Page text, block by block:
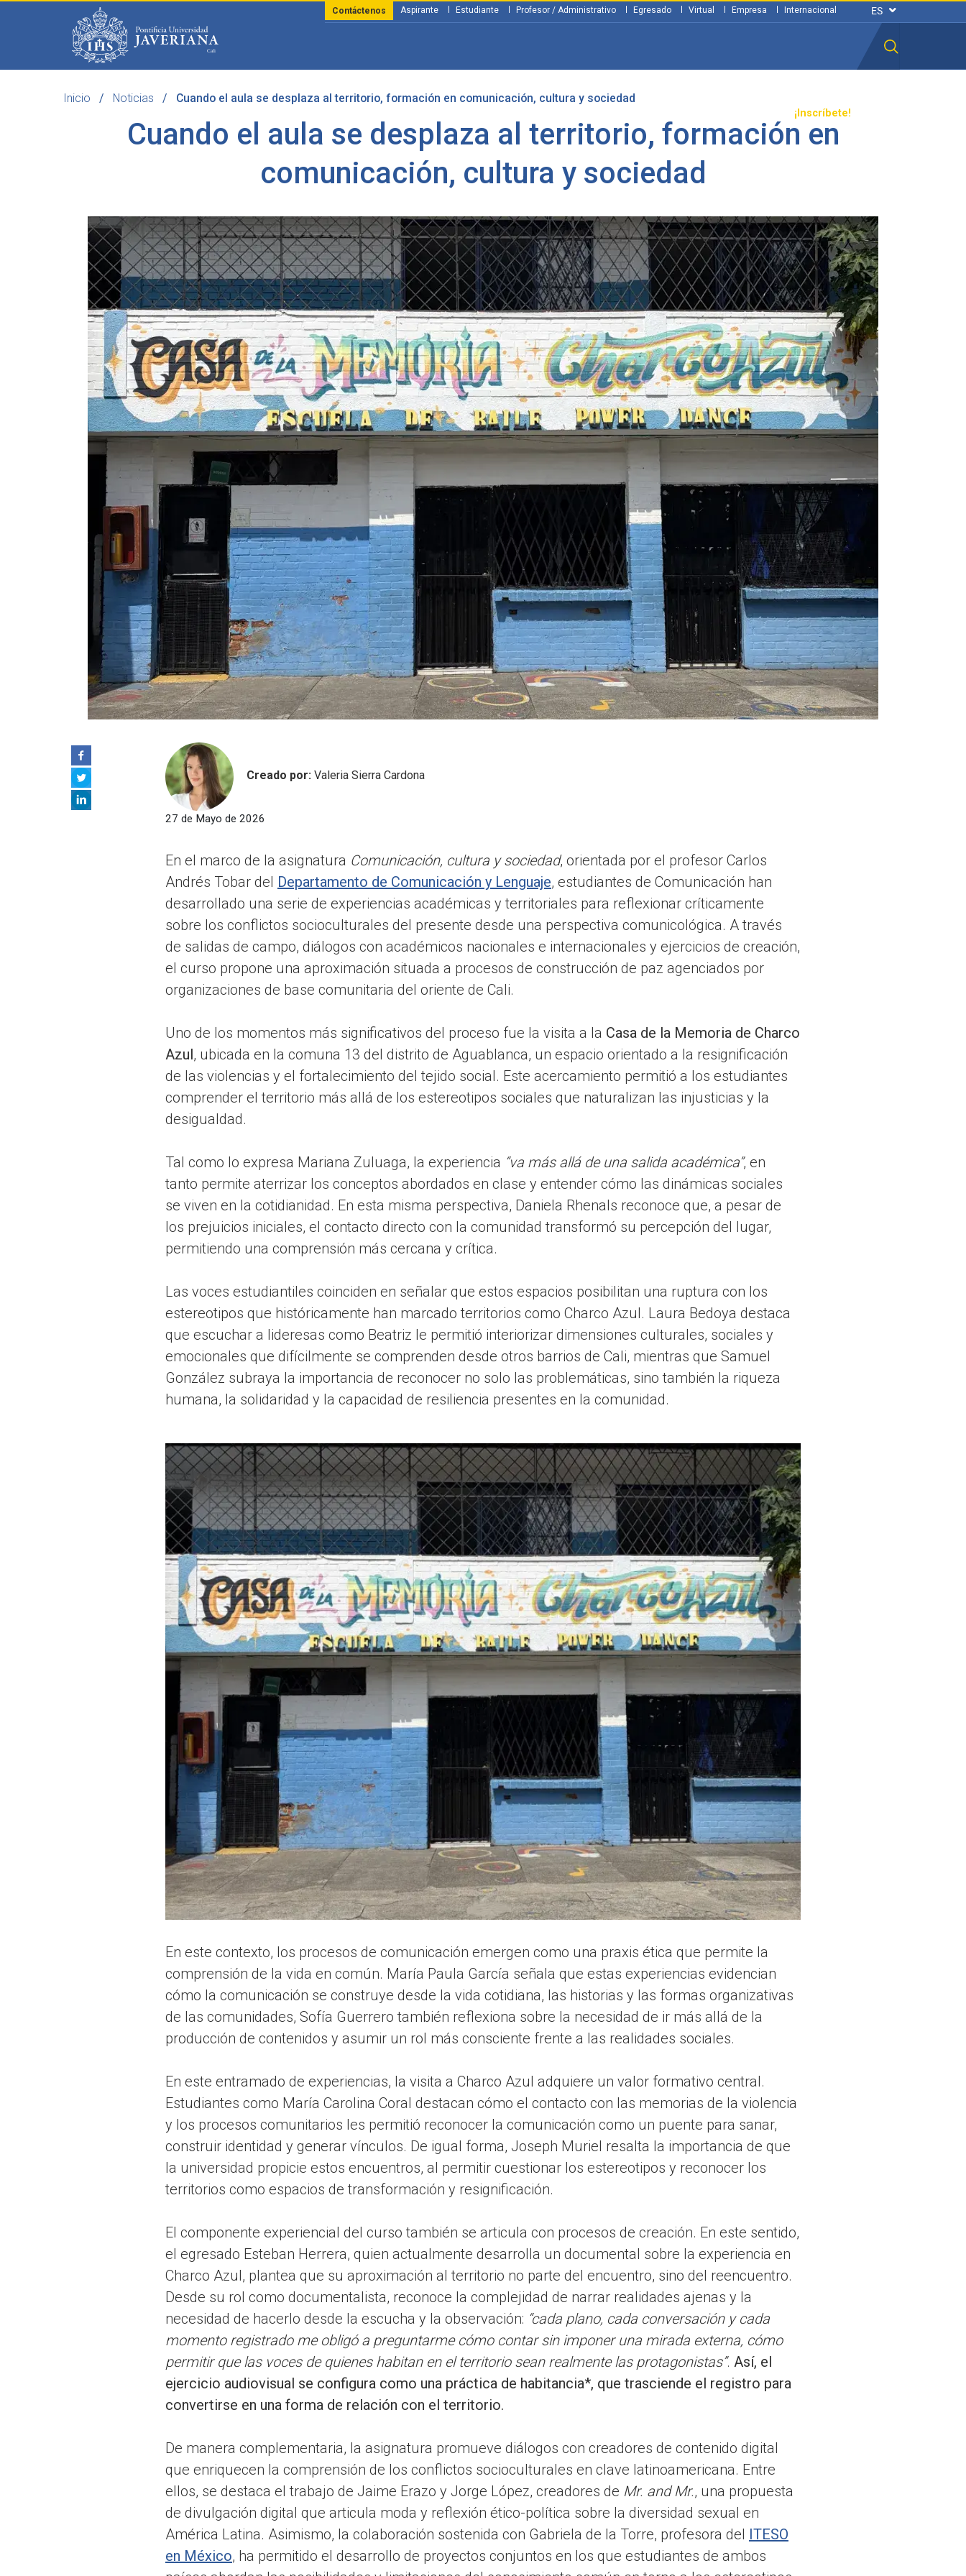
¡Inscríbete!
Aspirante Estudiante Profesor / Administrativo Egresado Virtual Empresa Internacional
Contáctenos
Inicio Noticias Cuando el aula se desplaza al territorio, formación en comunicación, cultura y sociedad
Cuando el aula se desplaza al territorio, formación en
comunicación, cultura y sociedad
Creado por: Valeria Sierra Cardona
27 de Mayo de 2026
En el marco de la asignatura Comunicación, cultura y sociedad, orientada por el profesor Carlos
Andrés Tobar del Departamento de Comunicación y Lenguaje, estudiantes de Comunicación han
desarrollado una serie de experiencias académicas y territoriales para reflexionar críticamente
sobre los conflictos socioculturales del presente desde una perspectiva comunicológica. A través
de salidas de campo, diálogos con académicos nacionales e internacionales y ejercicios de creación,
el curso propone una aproximación situada a procesos de construcción de paz agenciados por
organizaciones de base comunitaria del oriente de Cali.
Uno de los momentos más significativos del proceso fue la visita a la Casa de la Memoria de Charco
Azul, ubicada en la comuna 13 del distrito de Aguablanca, un espacio orientado a la resignificación
de las violencias y el fortalecimiento del tejido social. Este acercamiento permitió a los estudiantes
comprender el territorio más allá de los estereotipos sociales que naturalizan las injusticias y la
desigualdad.
Tal como lo expresa Mariana Zuluaga, la experiencia “va más allá de una salida académica”, en
tanto permite aterrizar los conceptos abordados en clase y entender cómo las dinámicas sociales
se viven en la cotidianidad. En esta misma perspectiva, Daniela Rhenals reconoce que, a pesar de
los prejuicios iniciales, el contacto directo con la comunidad transformó su percepción del lugar,
permitiendo una comprensión más cercana y crítica.
Las voces estudiantiles coinciden en señalar que estos espacios posibilitan una ruptura con los
estereotipos que históricamente han marcado territorios como Charco Azul. Laura Bedoya destaca
que escuchar a lideresas como Beatriz le permitió interiorizar dimensiones culturales, sociales y
emocionales que difícilmente se comprenden desde otros barrios de Cali, mientras que Samuel
González subraya la importancia de reconocer no solo las problemáticas, sino también la riqueza
humana, la solidaridad y la capacidad de resiliencia presentes en la comunidad.
En este contexto, los procesos de comunicación emergen como una praxis ética que permite la
comprensión de la vida en común. María Paula García señala que estas experiencias evidencian
cómo la comunicación se construye desde la vida cotidiana, las historias y las formas organizativas
de las comunidades, Sofía Guerrero también reflexiona sobre la necesidad de ir más allá de la
producción de contenidos y asumir un rol más consciente frente a las realidades sociales.
En este entramado de experiencias, la visita a Charco Azul adquiere un valor formativo central.
Estudiantes como María Carolina Coral destacan cómo el contacto con las memorias de la violencia
y los procesos comunitarios les permitió reconocer la comunicación como un puente para sanar,
construir identidad y generar vínculos. De igual forma, Joseph Muriel resalta la importancia de que
la universidad propicie estos encuentros, al permitir cuestionar los estereotipos y reconocer los
territorios como espacios de transformación y resignificación.
El componente experiencial del curso también se articula con procesos de creación. En este sentido,
el egresado Esteban Herrera, quien actualmente desarrolla un documental sobre la experiencia en
Charco Azul, plantea que su aproximación al territorio no parte del encuentro, sino del reencuentro.
Desde su rol como documentalista, reconoce la complejidad de narrar realidades ajenas y la
necesidad de hacerlo desde la escucha y la observación: “cada plano, cada conversación y cada
momento registrado me obligó a preguntarme cómo contar sin imponer una mirada externa, cómo
permitir que las voces de quienes habitan en el territorio sean realmente las protagonistas”. Así, el
ejercicio audiovisual se configura como una práctica de habitancia*, que trasciende el registro para
convertirse en una forma de relación con el territorio.
De manera complementaria, la asignatura promueve diálogos con creadores de contenido digital
que enriquecen la comprensión de los conflictos socioculturales en clave latinoamericana. Entre
ellos, se destaca el trabajo de Jaime Erazo y Jorge López, creadores de Mr. and Mr., una propuesta
de divulgación digital que articula moda y reflexión ético-política sobre la diversidad sexual en
América Latina. Asimismo, la colaboración sostenida con Gabriela de la Torre, profesora del ITESO
en México, ha permitido el desarrollo de proyectos conjuntos en los que estudiantes de ambos